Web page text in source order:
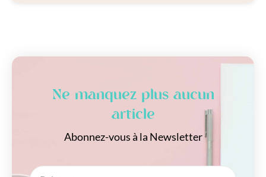
Ne manquez plus aucun
article
Abonnez-vous à la Newsletter